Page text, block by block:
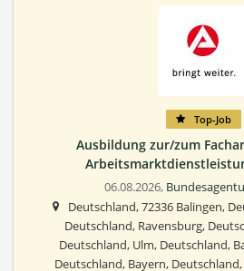
Top-Job
Ausbildung zur/zum
06.08.2026,
Deutschland, 72336 Balingen,
Deutschland, Ravensburg,
Deutschland, Ulm, Deutschland,
Deutschland, Bayern,